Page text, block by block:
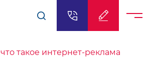
что такое интернет-реклама